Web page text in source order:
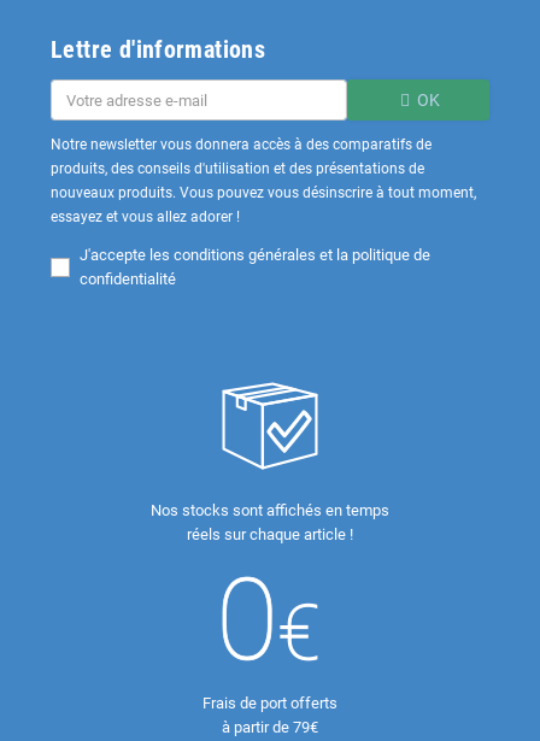
Lettre d'informations
OK
Notre newsletter vous donnera accès à des comparatifs de
produits, des conseils d'utilisation et des présentations de
nouveaux produits. Vous pouvez vous désinscrire à tout moment,
essayez et vous allez adorer !
J'accepte les conditions générales et la politique de
confidentialité
Nos stocks sont affichés en temps
réels sur chaque article !
Frais de port offerts
à partir de 79€